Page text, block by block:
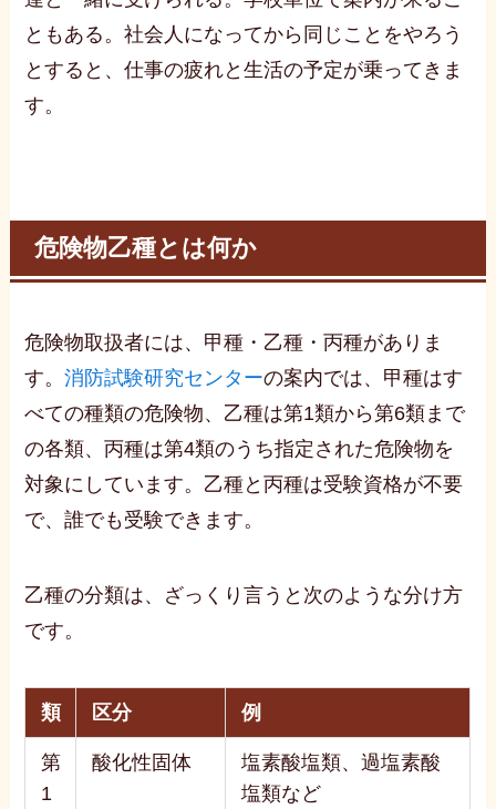
ともある。社会人になってから同じことをやろう
とすると、仕事の疲れと生活の予定が乗ってきま
す。
危険物乙種とは何か
危険物取扱者には、甲種・乙種・丙種がありま
す。消防試験研究センターの案内では、甲種はす
べての種類の危険物、乙種は第1類から第6類まで
の各類、丙種は第4類のうち指定された危険物を
対象にしています。乙種と丙種は受験資格が不要
で、誰でも受験できます。
乙種の分類は、ざっくり言うと次のような分け方
です。
類 区分 例
第
1
酸化性固体
塩素酸塩類、過塩素酸
塩類など